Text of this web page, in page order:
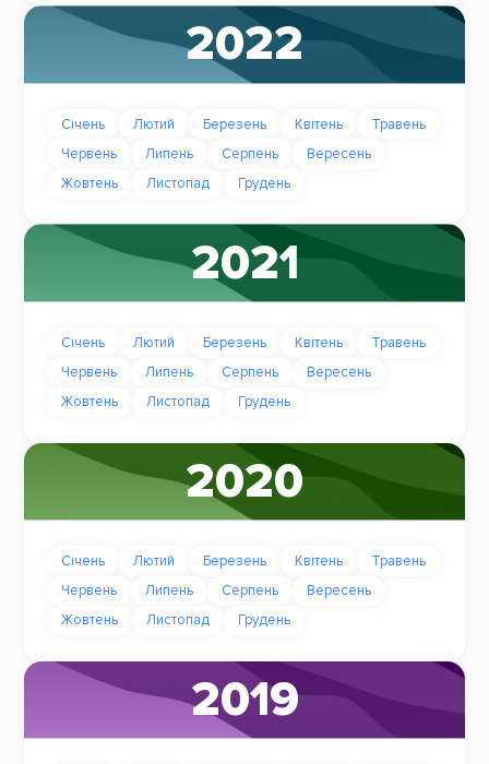
2022
Січень Лютий Березень Квітень
Травень
Червень
Липень Серпень
Вересень
Жовтень
Листопад Грудень
2021
Січень Лютий Березень Квітень
Травень
Червень
Липень Серпень
Вересень
Жовтень
Листопад Грудень
2020
Січень Лютий Березень Квітень
Травень
Червень
Липень Серпень
Вересень
Жовтень
Листопад Грудень
2019